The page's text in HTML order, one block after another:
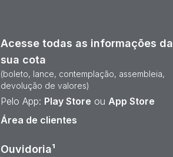
Acesse todas as informações da
sua cota
(boleto, lance, contemplação, assembleia,
devolução de valores)
Pelo App: Play Store ou App Store
Área de clientes
Ouvidoria¹